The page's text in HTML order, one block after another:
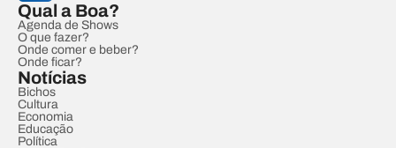
Qual a Boa?
Agenda de Shows
O que fazer?
Onde comer e beber?
Onde ficar?
Notícias
Bichos
Cultura
Economia
Educação
Política